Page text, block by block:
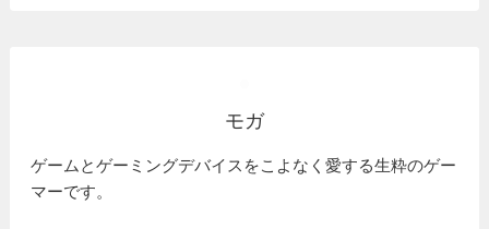
モガ
ゲームとゲーミングデバイスをこよなく愛する生粋のゲー
マーです。